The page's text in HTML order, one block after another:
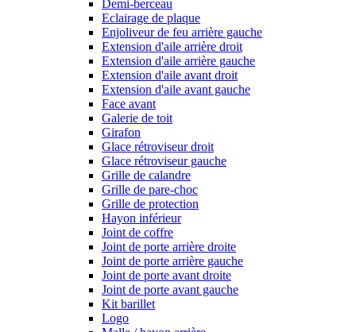
Demi-berceau
Eclairage de plaque
Enjoliveur de feu arrière gauche
Extension d'aile arrière droit
Extension d'aile arrière gauche
Extension d'aile avant droit
Extension d'aile avant gauche
Face avant
Galerie de toit
Girafon
Glace rétroviseur droit
Glace rétroviseur gauche
Grille de calandre
Grille de pare-choc
Grille de protection
Hayon inférieur
Joint de coffre
Joint de porte arrière droite
Joint de porte arrière gauche
Joint de porte avant droite
Joint de porte avant gauche
Kit barillet
Logo